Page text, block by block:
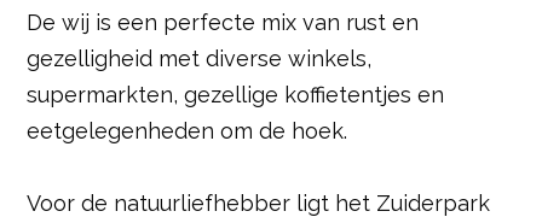
De wij is een perfecte mix van rust en
gezelligheid met diverse winkels,
supermarkten, gezellige koffietentjes en
eetgelegenheden om de hoek.
Voor de natuurliefhebber ligt het Zuiderpark